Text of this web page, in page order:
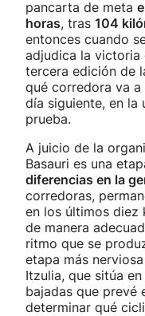
pancarta de meta
horas, tras 104
entonces cuando
adjudica la victoria
tercera edición de
qué corredora va
día siguiente, en la
prueba.
A juicio de la
Basauri es una
diferencias en la
corredoras,
en los últimos diez
de manera
ritmo que se
etapa más
Itzulia, que sitúa
bajadas que prevé
determinar qué